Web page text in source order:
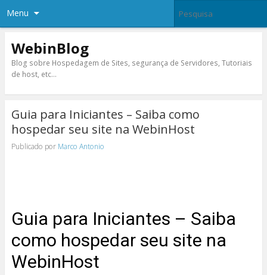
Menu
WebinBlog
Blog sobre Hospedagem de Sites, segurança de Servidores, Tutoriais
de host, etc…
Guia para Iniciantes – Saiba como
hospedar seu site na WebinHost
Publicado por Marco Antonio
Guia para Iniciantes – Saiba
como hospedar seu site na
WebinHost